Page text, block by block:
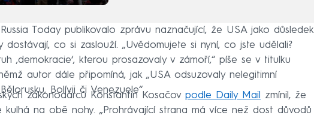
Today publikovalo zprávu naznačující, že USA jako důsledek
dostávají, co si zaslouží. „Uvědomujete si nyní, co jste udělali?
‚demokracie‘, kterou prosazovaly v zámoří,“ píše se v titulku
autor dále připomíná, jak „USA odsuzovaly nelegitimní
Bolívii či Venezuele“.
zákonodárců Konstantin Kosačov podle Daily Mail
zmínil, že
kulhá na obě nohy. „Prohrávající strana má více než dost důvodů